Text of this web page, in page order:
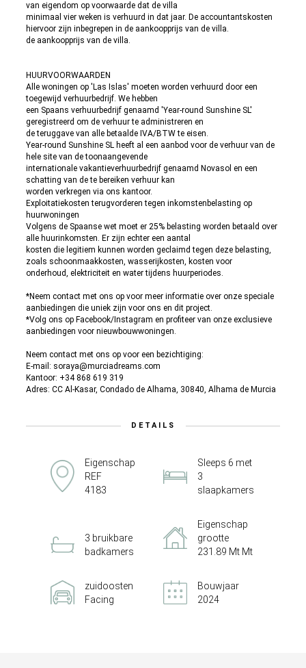
van eigendom op voorwaarde dat de villa
minimaal vier weken is verhuurd in dat jaar. De accountantskosten
hiervoor zijn inbegrepen in de aankoopprijs van de villa.
de aankoopprijs van de villa.
HUURVOORWAARDEN
Alle woningen op 'Las Islas' moeten worden verhuurd door een
toegewijd verhuurbedrijf. We hebben
een Spaans verhuurbedrijf genaamd 'Year-round Sunshine SL'
geregistreerd om de verhuur te administreren en
de teruggave van alle betaalde IVA/BTW te eisen.
Year-round Sunshine SL heeft al een aanbod voor de verhuur van de
hele site van de toonaangevende
internationale vakantieverhuurbedrijf genaamd Novasol en een
schatting van de te bereiken verhuur kan
worden verkregen via ons kantoor.
Exploitatiekosten terugvorderen tegen inkomstenbelasting op
huurwoningen
Volgens de Spaanse wet moet er 25% belasting worden betaald over
alle huurinkomsten. Er zijn echter een aantal
kosten die legitiem kunnen worden geclaimd tegen deze belasting,
zoals schoonmaakkosten, wasserijkosten, kosten voor
onderhoud, elektriciteit en water tijdens huurperiodes.
*Neem contact met ons op voor meer informatie over onze speciale
aanbiedingen die uniek zijn voor ons en dit project.
*Volg ons op Facebook/Instagram en profiteer van onze exclusieve
aanbiedingen voor nieuwbouwwoningen.
Neem contact met ons op voor een bezichtiging:
E-mail: soraya@murciadreams.com
Kantoor: +34 868 619 319
Adres: CC Al-Kasar, Condado de Alhama, 30840, Alhama de Murcia
DETAILS
Eigenschap
REF
4183
Sleeps 6 met
3
slaapkamers
3 bruikbare
badkamers
Eigenschap
grootte
231.89 Mt Mt
zuidoosten
Facing
Bouwjaar
2024